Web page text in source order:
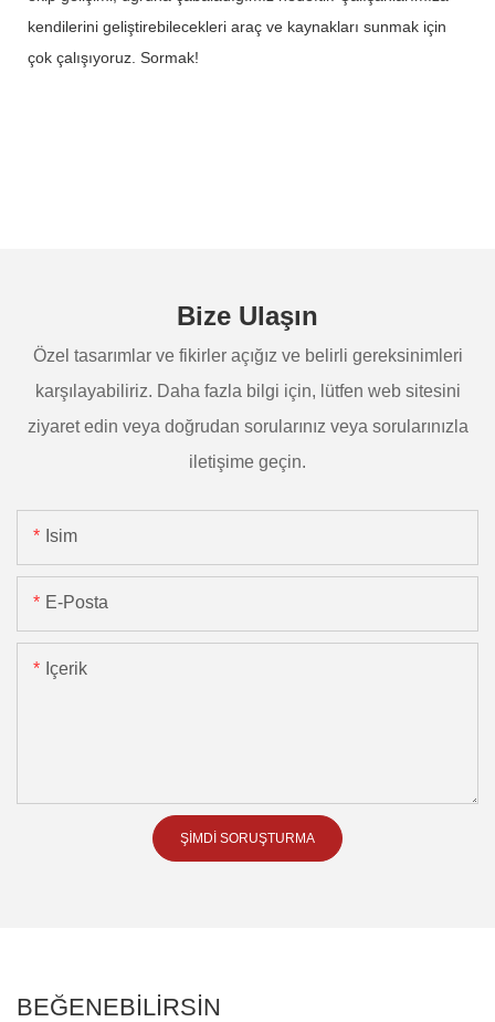
kendilerini geliştirebilecekleri araç ve kaynakları sunmak için
çok çalışıyoruz. Sormak!
Bize Ulaşın
Özel tasarımlar ve fikirler açığız ve belirli gereksinimleri
karşılayabiliriz. Daha fazla bilgi için, lütfen web sitesini
ziyaret edin veya doğrudan sorularınız veya sorularınızla
iletişime geçin.
Isim
E-Posta
Içerik
ŞIMDI SORUŞTURMA
BEĞENEBILIRSIN